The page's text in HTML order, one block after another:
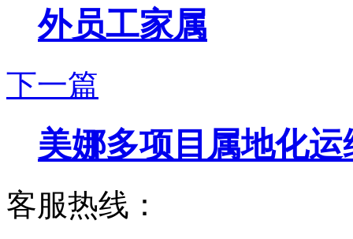
外员工家属
下一篇
美娜多项目属地化
客服热线：